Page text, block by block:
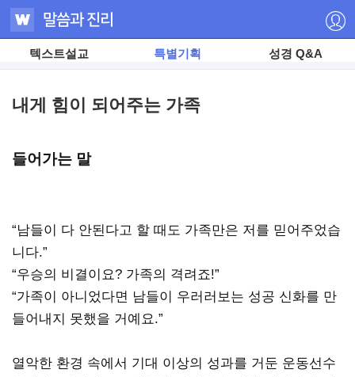
텍스트설교 특별기획 성경 Q&A
내게 힘이 되어주는 가족
들어가는 말
“남들이 다 안된다고 할 때도 가족만은 저를 믿어주었습
니다.”
“우승의 비결이요? 가족의 격려죠!”
“가족이 아니었다면 남들이 우러러보는 성공 신화를 만
들어내지 못했을 거예요.”
열악한 환경 속에서 기대 이상의 성과를 거둔 운동선수